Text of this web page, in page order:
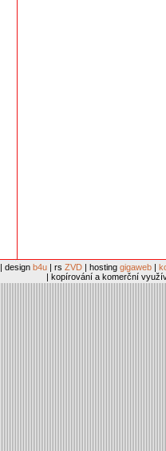
| design b4u | rs ZVD | hosting gigaweb |
| kopírování a komerční